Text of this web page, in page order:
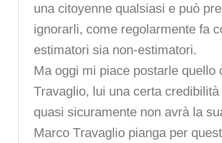
una citoyenne qualsiasi e può
ignorarli, come regolarmente fa
estimatori sia non-estimatori.
Ma oggi mi piace postarle quello
Travaglio, lui una certa credibilità
quasi sicuramente non avrà la
Marco Travaglio pianga per